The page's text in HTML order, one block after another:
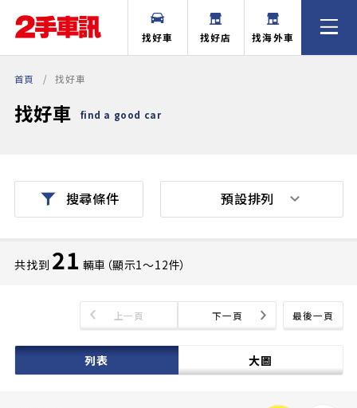
找好車 找好店 找海外車
首頁 找好車
找好車 find a good car
搜尋條件
共找到 21 輛車（顯示1〜12件）
最後一頁
上一頁 下一頁
列表 大圖
預設排列